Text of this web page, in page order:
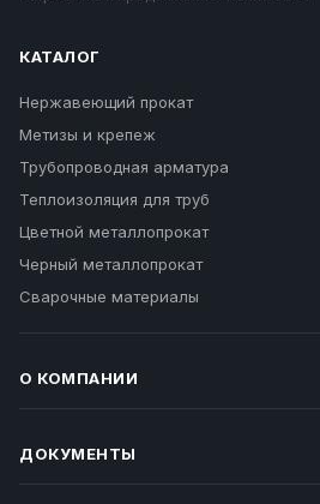
КАТАЛОГ
Нержавеющий прокат
Метизы и крепеж
Трубопроводная арматура
Теплоизоляция для труб
Цветной металлопрокат
Черный металлопрокат
Сварочные материалы
О КОМПАНИИ
ДОКУМЕНТЫ